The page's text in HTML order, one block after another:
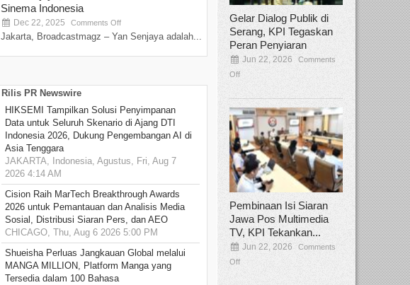
Sinema Indonesia
Dec 22, 2025 Comments Off
Jakarta, Broadcastmagz – Yan Senjaya adalah...
Film Terbaru...
Sep 08, 2025 Comments Off
Bekasi, Broadcastmagz – Dalam upaya
talenta...
Rilis PR Newswire
HIKSEMI Tampilkan Solusi Penyimpanan
Data untuk Seluruh Skenario di Ajang DTI
Indonesia 2026, Dukung Pengembangan AI di
Asia Tenggara
JAKARTA, Indonesia, Agustus, Fri, Aug 7
2026 4:14 AM
Cision Raih MarTech Breakthrough Awards
2026 untuk Pemantauan dan Analisis Media
Sosial, Distribusi Siaran Pers, dan AEO
CHICAGO, Thu, Aug 6 2026 5:00 PM
Shueisha Perluas Jangkauan Global melalui
MANGA MILLION, Platform Manga yang
Tersedia dalam 100 Bahasa
Gelar Dialog Publik di
Serang, KPI Tegaskan
Peran Penyiaran
Jun 22, 2026
Comments
Off
Pembinaan Isi Siaran
Jawa Pos Multimedia
TV, KPI Tekankan...
Jun 22, 2026
Comments
Off